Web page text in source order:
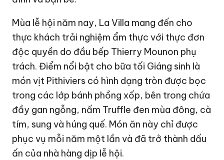
Mùa lễ hội năm nay, La Villa mang đến cho
thực khách trải nghiệm ẩm thực với thực đơn
độc quyền do đầu bếp Thierry Mounon phụ
trách. Điểm nổi bật cho bữa tối Giáng sinh là
món vịt Pithiviers có hình dạng tròn được bọc
trong các lớp bánh phồng xốp, bên trong chứa
đầy gan ngỗng, nấm Truffle đen mùa đông, cà
tím, sung và húng quế. Món ăn này chỉ được
phục vụ mỗi năm một lần và đã trở thành dấu
ấn của nhà hàng dịp lễ hội.